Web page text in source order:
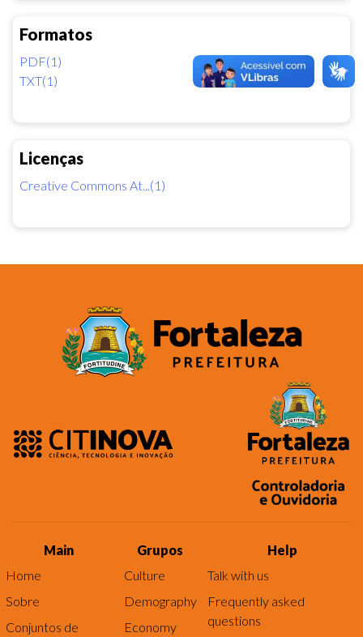
Formatos
PDF(1)
TXT(1)
Licenças
Creative Commons At...(1)
Main
Home
Sobre
Conjuntos de
Grupos
Culture
Demography
Economy
Help
Talk with us
Frequently asked
questions